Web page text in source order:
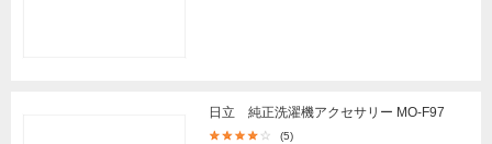
日立 純正洗濯機アクセサリー MO-F97
(5)